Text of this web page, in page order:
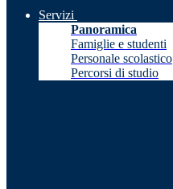
Servizi
Panoramica
Famiglie e studenti
Personale scolastico
Percorsi di studio